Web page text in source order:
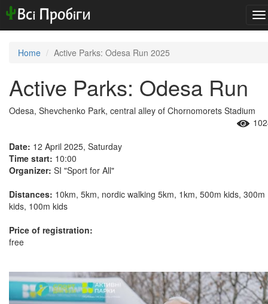
Home Active Parks: Odesa Run 2025
Active Parks: Odesa Run
Odesa, Shevchenko Park, central alley of Chornomorets Stadium
Date: 12 April 2025, Saturday
Time start: 10:00
Organizer: SI "Sport for All"
Distances: 10km, 5km, nordic walking 5km, 1km, 500m kids, 300m
kids, 100m kids
Price of registration:
free